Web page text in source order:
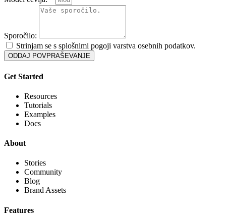
Sporočilo:
Strinjam se s splošnimi pogoji varstva osebnih podatkov.
ODDAJ POVPRAŠEVANJE
Get Started
Resources
Tutorials
Examples
Docs
About
Stories
Community
Blog
Brand Assets
Features